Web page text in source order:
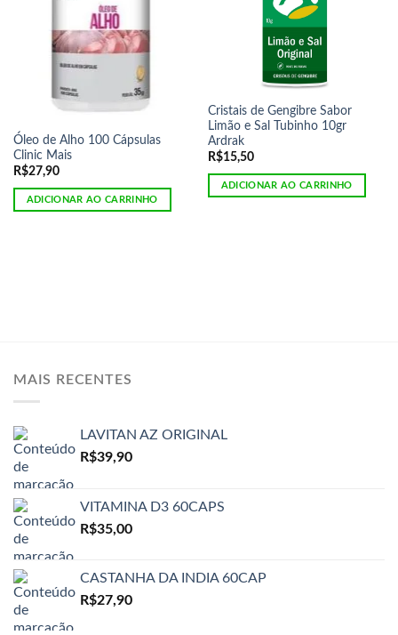
Óleo de Alho 100 Cápsulas
Clinic Mais
R$27,90
ADICIONAR AO CARRINHO
Cristais de Gengibre Sabor
Limão e Sal Tubinho 10gr
Ardrak
R$15,50
ADICIONAR AO CARRINHO
MAIS RECENTES
LAVITAN AZ ORIGINAL
R$39,90
VITAMINA D3 60CAPS
R$35,00
CASTANHA DA INDIA 60CAP
R$27,90